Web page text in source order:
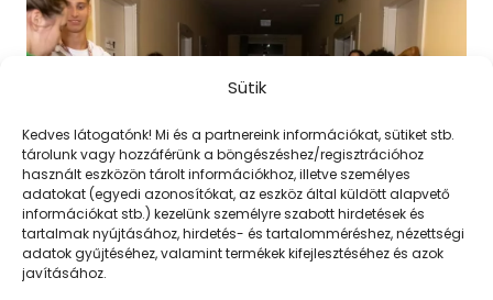
Sütik
Kedves látogatónk! Mi és a partnereink információkat, sütiket stb.
tárolunk vagy hozzáférünk a böngészéshez/regisztrációhoz
használt eszközön tárolt információkhoz, illetve személyes
adatokat (egyedi azonosítókat, az eszköz által küldött alapvető
információkat stb.) kezelünk személyre szabott hirdetések és
tartalmak nyújtásához, hirdetés- és tartalomméréshez, nézettségi
adatok gyűjtéséhez, valamint termékek kifejlesztéséhez és azok
javításához.
Múzeumba megyünk